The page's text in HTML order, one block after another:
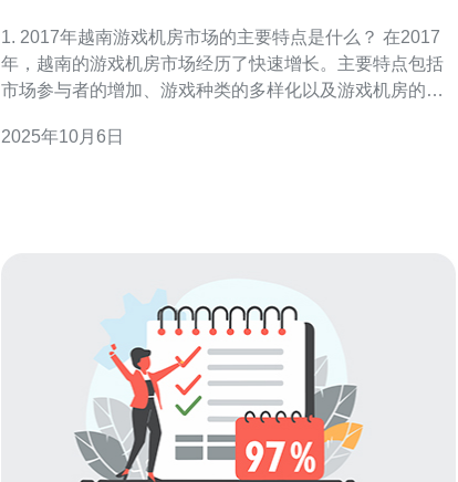
1. 2017年越南游戏机房市场的主要特点是什么？ 在2017
年，越南的游戏机房市场经历了快速增长。主要特点包括
市场参与者的增加、游戏种类的多样化以及游戏机房的分
的年轻人开始参与到游戏中，这推动了游戏机房的需求。
2025年10月6日